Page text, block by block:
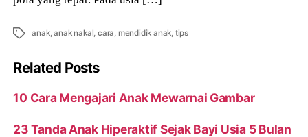
Tags anak,anak nakal cara mendidik anak tips
Related Posts
10 Cara Mengajari Anak Mewarnai Gambar
23 Tanda Anak Hiperaktif Sejak Bayi Usia 5 Bulan